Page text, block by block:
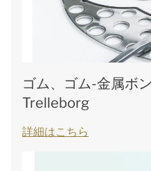
ゴム、ゴム-金属ボ
Trelleborg
詳細はこちら